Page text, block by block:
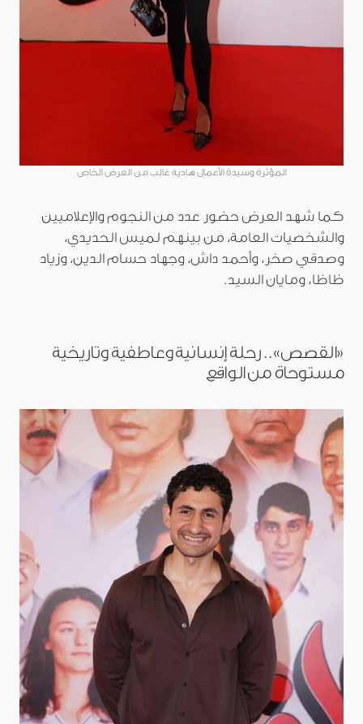
المؤثرة وسيدة الأعمال هادية غالب من العرض الخاص
كما شهد العرض حضور عدد من النجوم والإعلاميين
والشخصيات العامة، من بينهم لميس الحديدي،
وصدقي صخر، وأحمد داش، وجهاد حسام الدين، وزياد
ظاظا، ومايان السيد.
«القصص».. رحلة إنسانية وعاطفية وتاريخية
مستوحاة من الواقع